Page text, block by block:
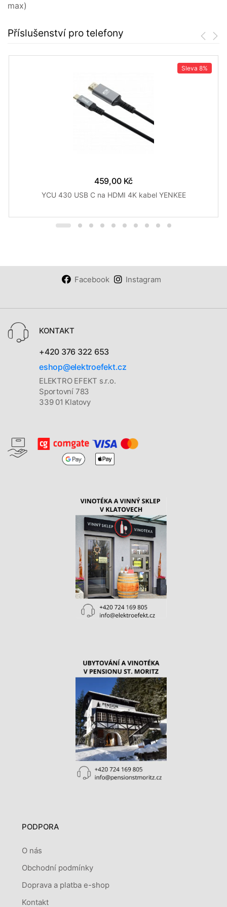
max)
Příslušenství pro telefony
Sleva 8%
459,00 Kč
YCU 430 USB C na HDMI 4K kabel YENKEE
Facebook Instagram
KONTAKT
+420 376 322 653
eshop@elektroefekt.cz
ELEKTRO EFEKT s.r.o.
Sportovní 783
339 01 Klatovy
PODPORA
O nás
Obchodní podmínky
Doprava a platba e-shop
Kontakt